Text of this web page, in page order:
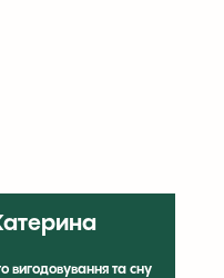
вигодовування та сну